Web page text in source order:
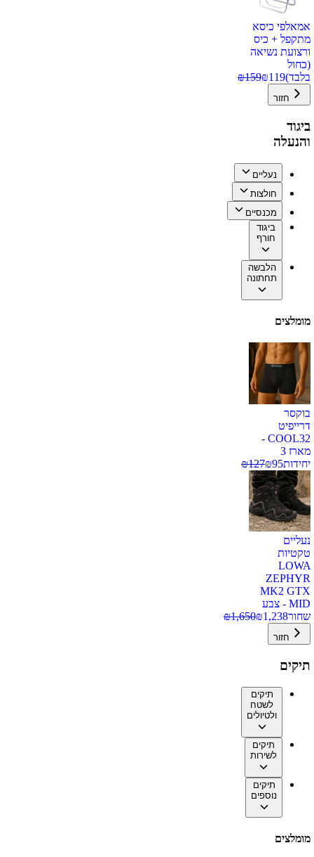
אמאלפי כיסא
מתקפל + כיס
ורצועת נשיאה
(כחול
בלבד)
₪119
₪159
חזור
ביגוד
והנעלה
נעליים
חולצות
מכנסיים
ביגוד
חורף
הלבשה
תחתונה
מומלצים
בוקסר
דרייפיט
COOL32 -
מארז 3
יחידות
₪95
₪127
נעליים
טקטיות
LOWA
ZEPHYR
MK2 GTX
MID - צבע
שחור
₪1,238
₪1,650
חזור
תיקים
תיקים
לשטח
ולטיולים
תיקים
לשירות
תיקים
נוספים
מומלצים